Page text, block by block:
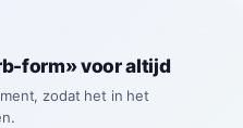
form» voor altijd
zodat het in het